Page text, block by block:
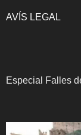
AVÍS LEGAL
Especial Falles